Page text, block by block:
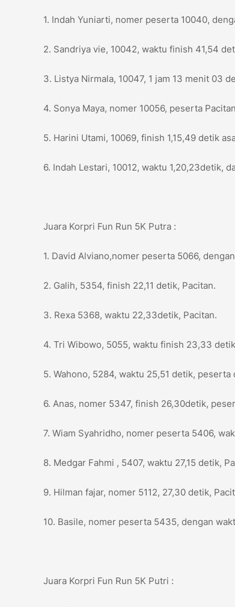
1. Indah Yuniarti, nomer peserta 10040,
2. Sandriya vie, 10042, waktu finish 41,54
3. Listya Nirmala, 10047, 1 jam 13 menit 03
4. Sonya Maya, nomer 10056, peserta
5. Harini Utami, 10069, finish 1,15,49 detik
6. Indah Lestari, 10012, waktu 1,20,23detik,
Juara Korpri Fun Run 5K Putra :
1. David Alviano,nomer peserta 5066,
2. Galih, 5354, finish 22,11 detik, Pacitan.
3. Rexa 5368, waktu 22,33detik, Pacitan.
4. Tri Wibowo, 5055, waktu finish 23,33
5. Wahono, 5284, waktu 25,51 detik, peserta
6. Anas, nomer 5347, finish 26,30detik,
7. Wiam Syahridho, nomer peserta 5406,
8. Medgar Fahmi , 5407, waktu 27,15 detik,
9. Hilman fajar, nomer 5112, 27,30 detik,
10. Basile, nomer peserta 5435, dengan
Juara Korpri Fun Run 5K Putri :